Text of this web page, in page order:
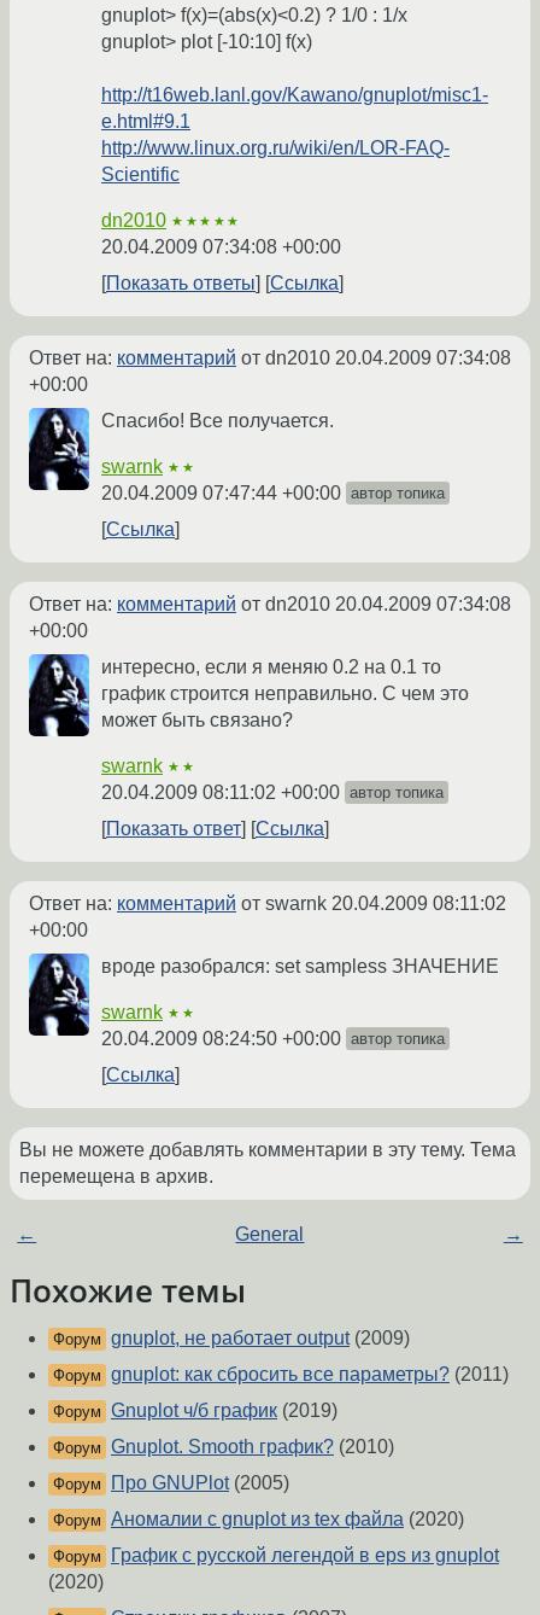
gnuplot> f(x)=(abs(x)<0.2) ? 1/0 : 1/x
gnuplot> plot [-10:10] f(x)
http://t16web.lanl.gov/Kawano/gnuplot/misc1-
e.html#9.1
http://www.linux.org.ru/wiki/en/LOR-FAQ-
Scientific
dn2010 ★★★★★
20.04.2009 07:34:08 +00:00
Показать ответы
Ссылка
Ответ на: комментарий от dn2010 20.04.2009 07:34:08
+00:00
Спасибо! Все получается.
swarnk ★★
20.04.2009 07:47:44 +00:00 автор топика
Ссылка
Ответ на: комментарий от dn2010 20.04.2009 07:34:08
+00:00
интересно, если я меняю 0.2 на 0.1 то
график строится неправильно. С чем это
может быть связано?
swarnk ★★
20.04.2009 08:11:02 +00:00 автор топика
Показать ответ Ссылка
Ответ на: комментарий от swarnk 20.04.2009 08:11:02
+00:00
вроде разобрался: set sampless ЗНАЧЕНИЕ
swarnk ★★
20.04.2009 08:24:50 +00:00 автор топика
Ссылка
Вы не можете добавлять комментарии в эту тему. Тема
перемещена в архив.
← General →
Похожие темы
Форум gnuplot, не работает output(2009)
Форум gnuplot: как сбросить все параметры? (2011)
Форум Gnuplot ч/б график (2019)
Форум Gnuplot. Smooth график? (2010)
Форум Про GNUPlot(2005)
Форум Аномалии c gnuplot из tex файла (2020)
Форум
График с русской легендой в eps из gnuplot
(2020)